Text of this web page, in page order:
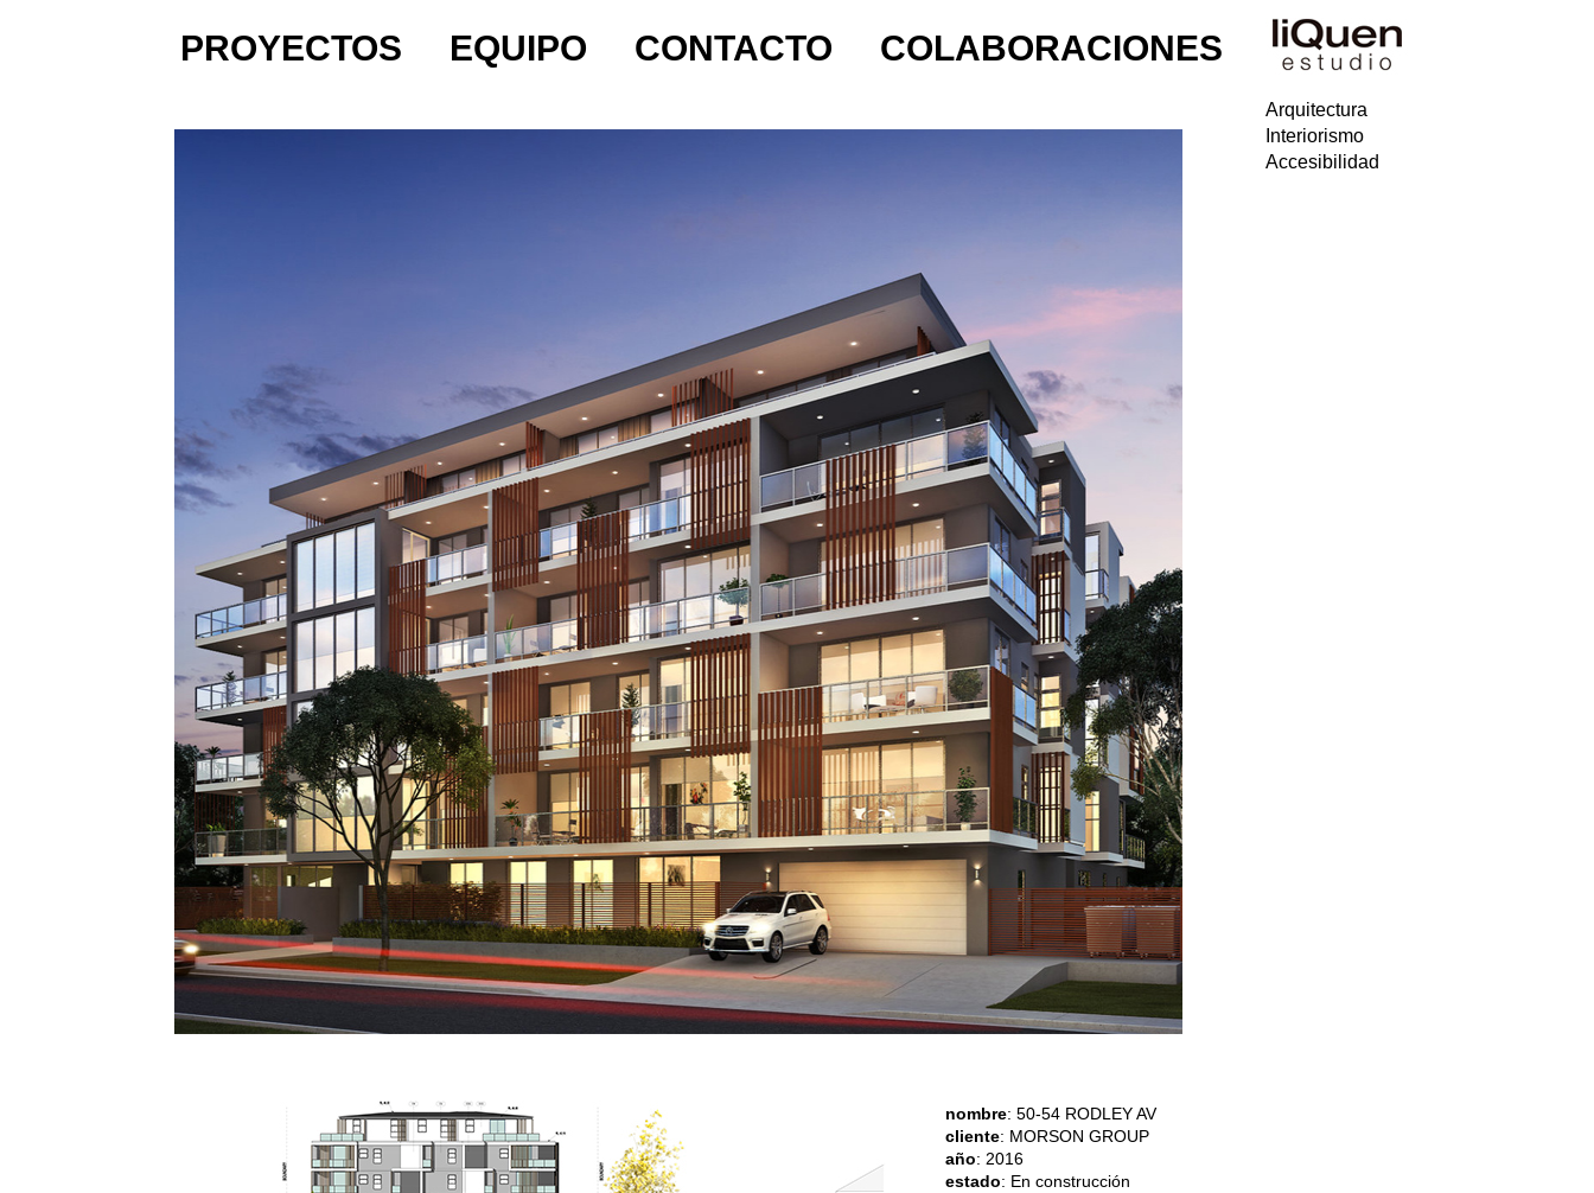
PROYECTOS EQUIPO CONTACTO COLABORACIONES
nombre: 50-54 RODLEY AV
cliente: MORSON GROUP
año: 2016
estado: En construcción
Arquitectura
Interiorismo
Accesibilidad